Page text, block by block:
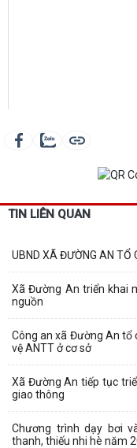
TIN LIÊN QUAN
UBND XÃ ĐƯỜNG AN TỔ
Xã Đường An triển khai
nguồn
Công an xã Đường An tổ
vệ ANTT ở cơ sở
Xã Đường An tiếp tục
giao thông
Chương trình dạy bơi
thanh, thiếu nhi hè năm